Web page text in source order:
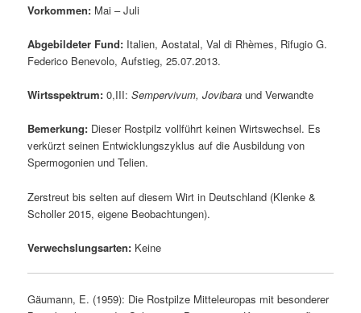
Vorkommen: Mai – Juli
Abgebildeter Fund: Italien, Aostatal, Val di Rhèmes, Rifugio G.
Federico Benevolo, Aufstieg, 25.07.2013.
Wirtsspektrum: 0,III: Sempervivum, Jovibaraund Verwandte
Bemerkung: Dieser Rostpilz vollführt keinen Wirtswechsel. Es
verkürzt seinen Entwicklungszyklus auf die Ausbildung von
Spermogonien und Telien.
Zerstreut bis selten auf diesem Wirt in Deutschland (Klenke &
Scholler 2015, eigene Beobachtungen).
Verwechslungsarten: Keine
Gäumann, E. (1959): Die Rostpilze Mitteleuropas mit besonderer